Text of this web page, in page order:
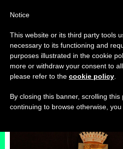
ARCHIVI
Notice
This website or its third party tools
necessary to its functioning and
purposes illustrated in the cookie
more or withdraw your consent to
please refer to the cookie policy
By closing this banner, scrolling
continuing to browse otherwise,